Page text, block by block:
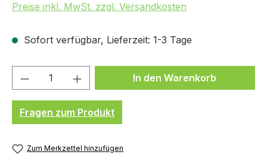
Preise inkl. MwSt. zzgl. Versandkosten
Sofort verfügbar, Lieferzeit: 1-3 Tage
Produkt Anzahl: Gib denIn den Warenkorb
Fragen zum Produkt
Zum Merkzettel hinzufügen